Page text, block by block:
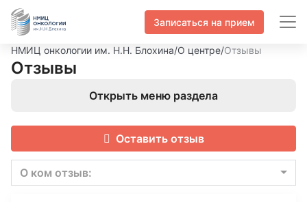
Записаться на прием
НМИЦ онкологии им. Н.Н. Блохина/О центре/Отзывы
Отзывы
Открыть меню раздела
Оставить отзыв
О ком отзыв: